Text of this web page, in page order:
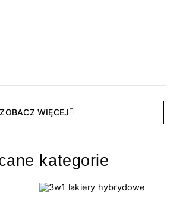
ZOBACZ WIĘCEJ
kategorie